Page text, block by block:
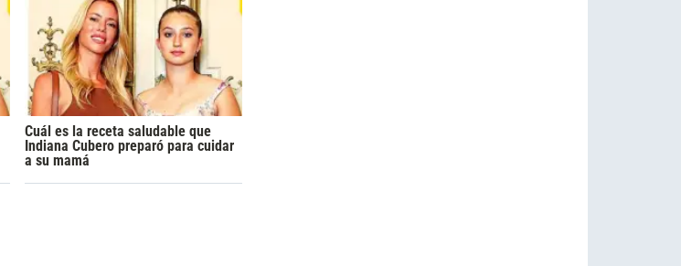
Cuál es la receta saludable que
Indiana Cubero preparó para cuidar
a su mamá